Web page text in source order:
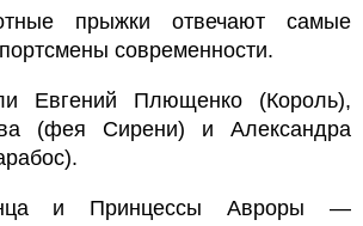
прыжки отвечают самые
современности.
Евгений Плющенко (Король),
(фея Сирени) и Александра
и Принцессы Авроры —